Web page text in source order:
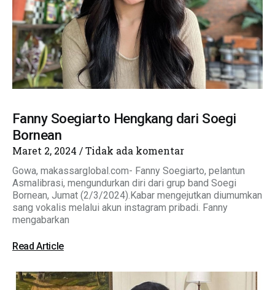
Fanny Soegiarto Hengkang dari Soegi
Bornean
Maret 2, 2024 Tidak ada komentar
Gowa, makassarglobal.com- Fanny Soegiarto, pelantun
Asmalibrasi, mengundurkan diri dari grup band Soegi
Bornean, Jumat (2/3/2024).Kabar mengejutkan diumumkan
sang vokalis melalui akun instagram pribadi. Fanny
mengabarkan
Read Article